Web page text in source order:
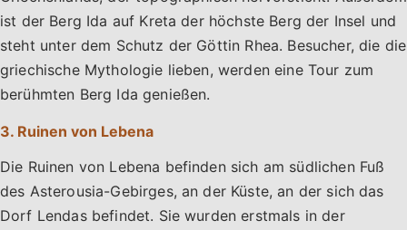
ist der Berg Ida auf Kreta der höchste Berg der Insel und
steht unter dem Schutz der Göttin Rhea. Besucher, die die
griechische Mythologie lieben, werden eine Tour zum
berühmten Berg Ida genießen.
3. Ruinen von Lebena
Die Ruinen von Lebena befinden sich am südlichen Fuß
des Asterousia-Gebirges, an der Küste, an der sich das
Dorf Lendas befindet. Sie wurden erstmals in der